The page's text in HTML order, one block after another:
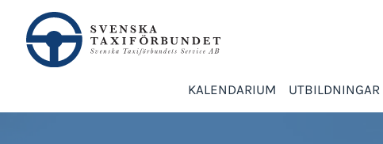
KALENDARIUM UTBILDNINGAR